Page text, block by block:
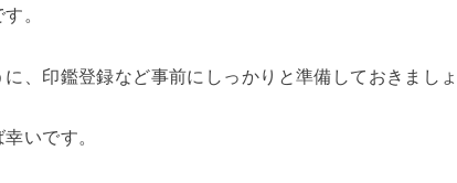
。
、印鑑登録など事前にしっかりと準備しておきましょ
いです。